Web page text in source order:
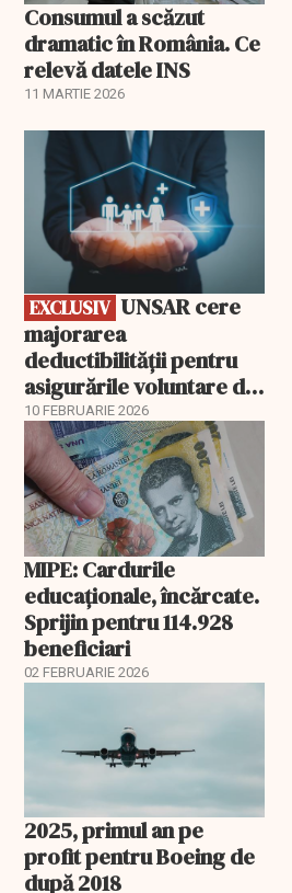
Consumul a scăzut
dramatic în România. Ce
relevă datele INS
11 MARTIE 2026
EXCLUSIV
EXCLUSIV
majorarea
deductibilității pentru
asigurările voluntare de
sănătate
10 FEBRUARIE 2026
MIPE: Cardurile
educaţionale, încărcate.
Sprijin pentru 114.928
beneficiari
02 FEBRUARIE 2026
2025, primul an pe
profit pentru Boeing de
după 2018